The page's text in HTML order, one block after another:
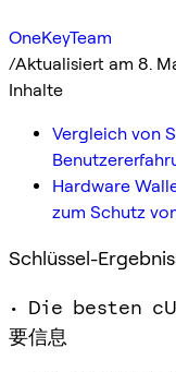
OneKeyTeam
/Aktualisiert am 8.
Inhalte
Vergleich von
Hardware
zum Schutz
Schlüssel-
• Die besten
要信息